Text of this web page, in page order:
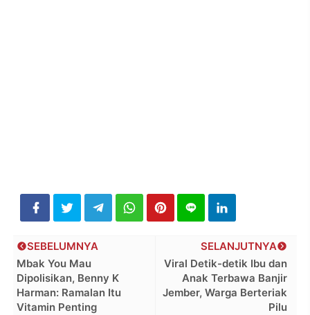
SELANJUTNYA
Viral Detik-detik Ibu dan
Anak Terbawa Banjir
Jember, Warga Berteriak
Pilu
SEBELUMNYA
Mbak You Mau
Dipolisikan, Benny K
Harman: Ramalan Itu
Vitamin Penting